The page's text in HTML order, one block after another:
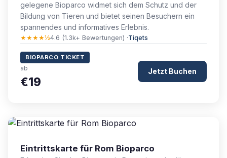
gelegene Bioparco widmet sich dem Schutz und der
Bildung von Tieren und bietet seinen Besuchern ein
spannendes und informatives Erlebnis.
★★★★½4.6 (1.3k+ Bewertungen) ·Tiqets
BIOPARCO TICKET
ab
€19
Jetzt Buchen
Eintrittskarte für Rom Bioparco